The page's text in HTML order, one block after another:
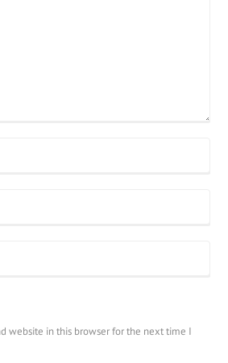
website in this browser for the next time I